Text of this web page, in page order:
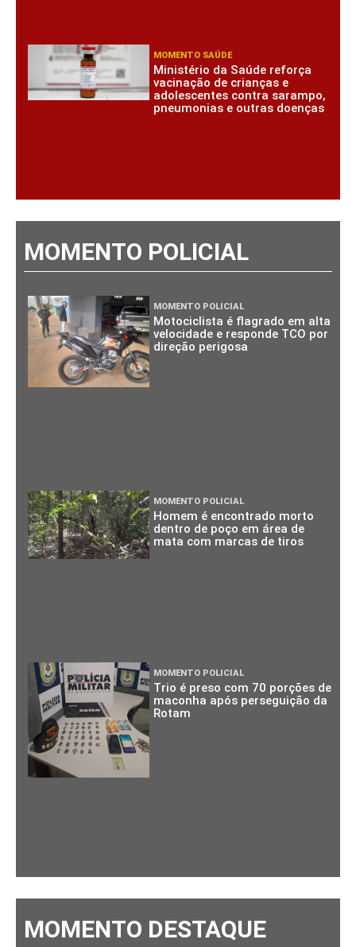
MOMENTO SAÚDE
Ministério da Saúde reforça
vacinação de crianças e
adolescentes contra sarampo,
pneumonias e outras doenças
MOMENTO POLICIAL
MOMENTO POLICIAL
Motociclista é flagrado em alta
velocidade e responde TCO por
direção perigosa
MOMENTO POLICIAL
Homem é encontrado morto
dentro de poço em área de
mata com marcas de tiros
MOMENTO POLICIAL
Trio é preso com 70 porções de
maconha após perseguição da
Rotam
MOMENTO DESTAQUE